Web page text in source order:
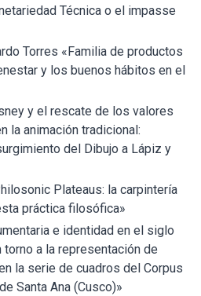
Técnica o el impasse
Torres «Familia de productos
y los buenos hábitos en el
y el rescate de los valores
la animación tradicional:
del Dibujo a Lápiz y
Plateaus: la carpintería
práctica filosófica»
e identidad en el siglo
a la representación de
la serie de cuadros del Corpus
Santa Ana (Cusco)»